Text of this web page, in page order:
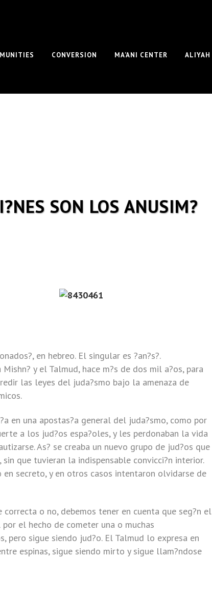
CONVERSION MA’ANI CENTER ALIYAH
SON LOS ANUSIM?
en hebreo. El singular es ?an?s?.
y el Talmud, hace m?s de dos mil a?os, para
las leyes del juda?smo bajo la amenaza de
en una apostas?a general del juda?smo, como por
a los jud?os espa?oles, y les perdonaban la vida
As? se creaba un nuevo grupo de jud?os que
que tuvieran la indispensable convicci?n interior.
secreto, y en otros casos intentaron olvidarse de
o no, debemos tener en cuenta que seg?n el
el hecho de cometer una o muchas
pero sigue siendo jud?o. El Talmud lo expresa en
espinas, sigue siendo mirto y sigue llam?ndose